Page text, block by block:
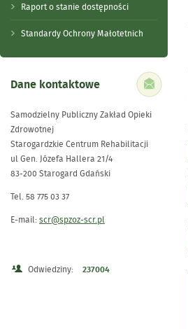
Raport o stanie dostępności
Standardy Ochrony Małotetnich
Dane kontaktowe
Samodzielny Publiczny Zakład Opieki
Zdrowotnej
Starogardzkie Centrum Rehabilitacji
ul Gen. Józefa Hallera 21/4
83-200 Starogard Gdański
Tel. 58 775 03 37
E-mail: scr@spzoz-scr.pl
Odwiedziny: 237004